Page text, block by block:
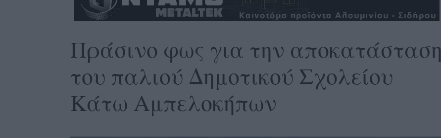
Πράσινο φως για την αποκατάσταση
του παλιού Δημοτικού Σχολείου
Κάτω Αμπελοκήπων